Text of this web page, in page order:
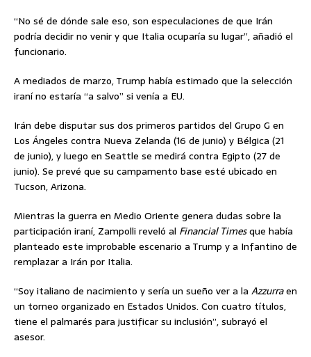
“No sé de dónde sale eso, son especulaciones de que Irán
podría decidir no venir y que Italia ocuparía su lugar”, añadió el
funcionario.
A mediados de marzo, Trump había estimado que la selección
iraní no estaría “a salvo” si venía a EU.
Irán debe disputar sus dos primeros partidos del Grupo G en
Los Ángeles contra Nueva Zelanda (16 de junio) y Bélgica (21
de junio), y luego en Seattle se medirá contra Egipto (27 de
junio). Se prevé que su campamento base esté ubicado en
Tucson, Arizona.
Mientras la guerra en Medio Oriente genera dudas sobre la
participación iraní, Zampolli reveló al Financial Timesque había
planteado este improbable escenario a Trump y a Infantino de
remplazar a Irán por Italia.
“Soy italiano de nacimiento y sería un sueño ver a la Azzurraen
un torneo organizado en Estados Unidos. Con cuatro títulos,
tiene el palmarés para justificar su inclusión”, subrayó el
asesor.